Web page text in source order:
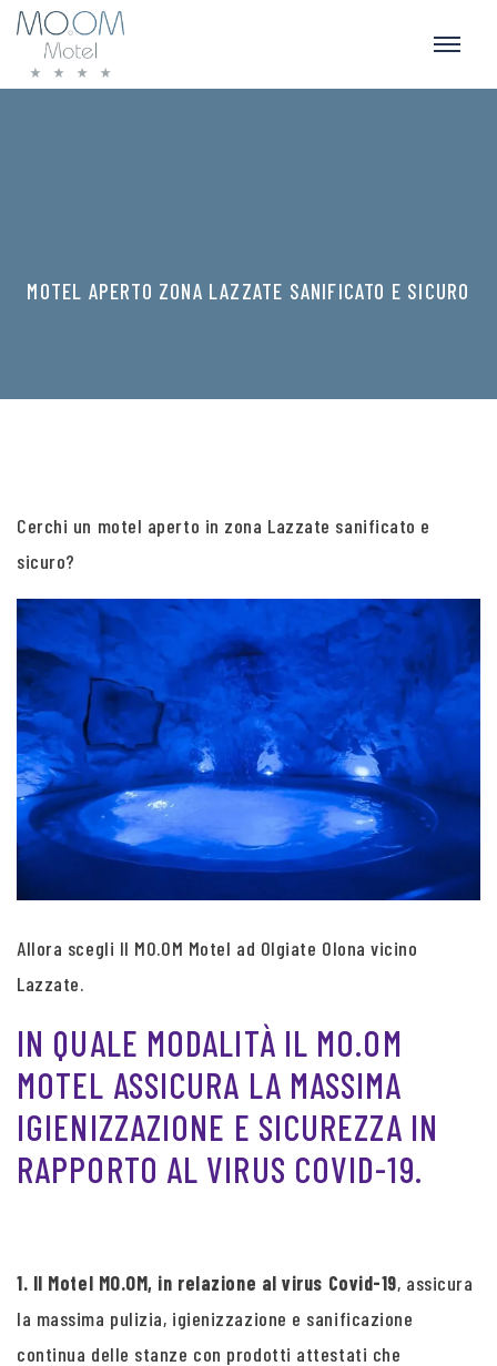
MOTEL APERTO ZONA LAZZATE SANIFICATO E SICURO
Cerchi un motel aperto in zona Lazzate sanificato e
sicuro?
Allora scegli Il MO.OM Motel ad Olgiate Olona vicino
Lazzate.
IN QUALE MODALITÀ IL MO.OM
MOTEL ASSICURA LA MASSIMA
IGIENIZZAZIONE E SICUREZZA IN
RAPPORTO AL VIRUS COVID-19.
1. Il Motel MO.OM, in relazione al virus Covid-19, assicura
la massima pulizia, igienizzazione e sanificazione
continua delle stanze con prodotti attestati che